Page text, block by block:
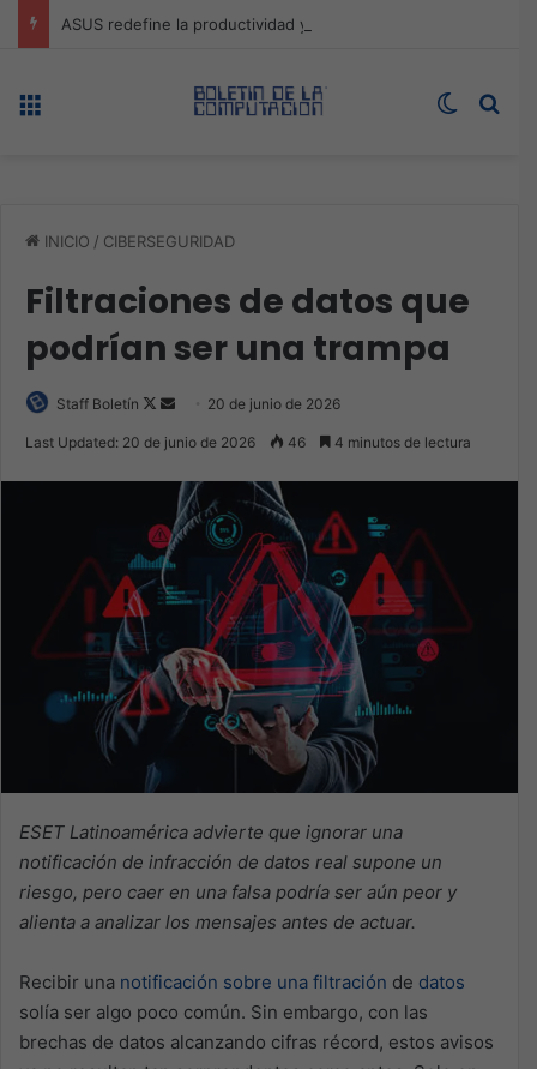
Switch
INICIO / CIBERSEGURIDAD
Filtraciones de datos que
podrían ser una trampa
Staff Boletín
Follow
Send 20 de junio de 2026
Last Updated: 20 de junio de 2026 46 4 minutos de lectura
ESET Latinoamérica advierte que ignorar una
notificación de infracción de datos real supone un
riesgo, pero caer en una falsa podría ser aún peor y
alienta a analizar los mensajes antes de actuar.
Recibir una notificación sobre una filtración de datos
solía ser algo poco común. Sin embargo, con las
brechas de datos alcanzando cifras récord, estos avisos